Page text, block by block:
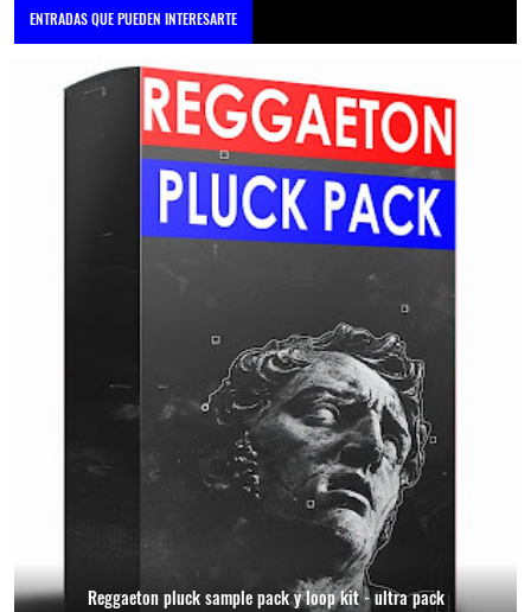
ENTRADAS QUE PUEDEN INTERESARTE
Reggaeton pluck sample pack y loop kit - ultra pack